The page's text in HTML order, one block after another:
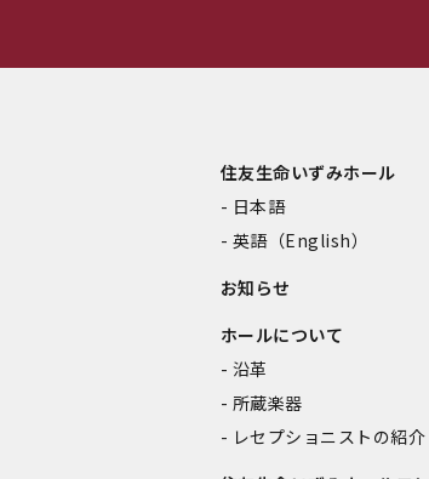
住友生命いずみホール
日本語
英語（English）
お知らせ
ホールについて
沿革
所蔵楽器
レセプショニストの紹介